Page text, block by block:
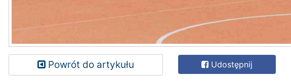
Powrót do artykułu Udostępnij